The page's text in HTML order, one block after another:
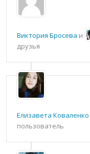
Виктория Бросева и
друзья
Елизавета Коваленко
пользователь